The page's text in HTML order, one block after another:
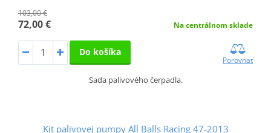
103,00 €
72,00 € Na centrálnom sklade
Do košíka
Porovnať
Sada palivového čerpadla.
Kit palivovej pumpy All Balls Racing 47-2013